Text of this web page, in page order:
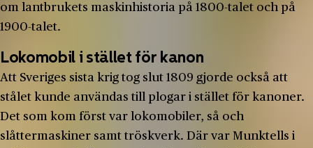
om lantbrukets maskinhistoria på 1800­-talet och på
1900­-talet.
Lokomobil i stället för kanon
Att Sveriges sista krig tog slut 1809 gjorde också att
stålet kunde användas till plogar i stället för kanoner.
Det som kom först var lokomobiler, så­ och
slåttermaskiner samt tröskverk. Där var Munktells i